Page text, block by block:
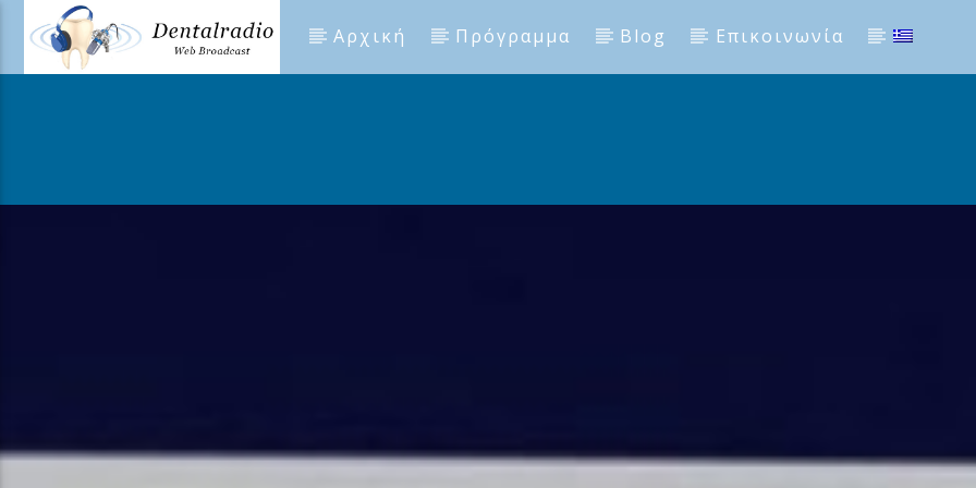
Αρχική Πρόγραμμα Blog Επικοινωνία